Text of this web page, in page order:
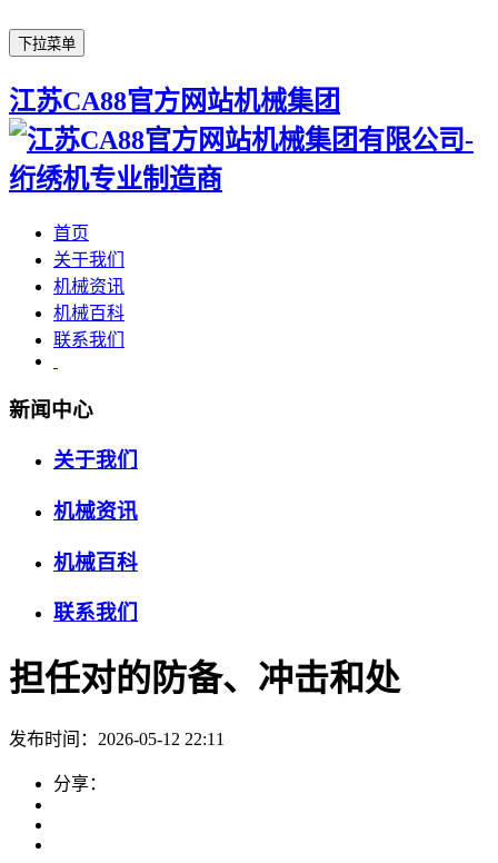
下拉菜单
江苏CA88官方网站机械集团
首页
关于我们
机械资讯
机械百科
联系我们
新闻中心
关于我们
机械资讯
机械百科
联系我们
担任对的防备、冲击和处
发布时间：2026-05-12 22:11
分享：